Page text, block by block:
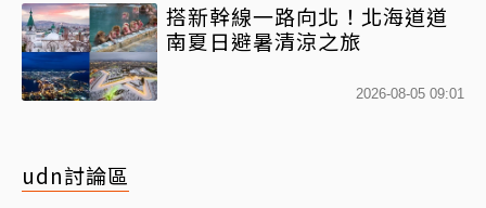
搭新幹線一路向北！北海道道
南夏日避暑清涼之旅
2026-08-05 09:01
udn討論區